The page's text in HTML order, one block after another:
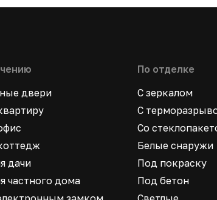
двери
дачи
частного дома
По отделке
С зеркалом
С
Со
Белые снаружи
Под покраску
Под бетон